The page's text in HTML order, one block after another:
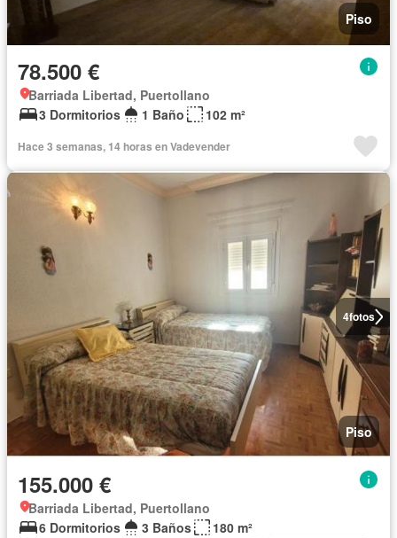
Piso
78.500 €
Barriada Libertad, Puertollano
3 Dormitorios
1 Baño 102 m²
Hace 3 semanas, 14 horas en Vadevender
4fotos
Piso
155.000 €
Barriada Libertad, Puertollano
6 Dormitorios
3 Baños
180 m²